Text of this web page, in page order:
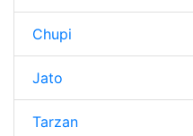
Chupi
Jato
Tarzan